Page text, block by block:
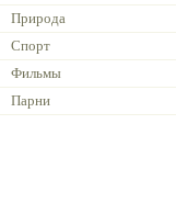
Природа
Спорт
Фильмы
Парни